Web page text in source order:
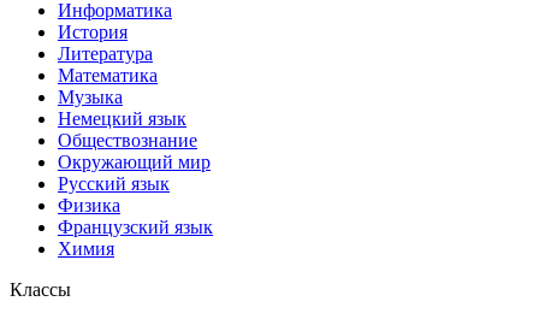
Информатика
История
Литература
Математика
Музыка
Немецкий язык
Обществознание
Окружающий мир
Русский язык
Физика
Французский язык
Химия
Классы